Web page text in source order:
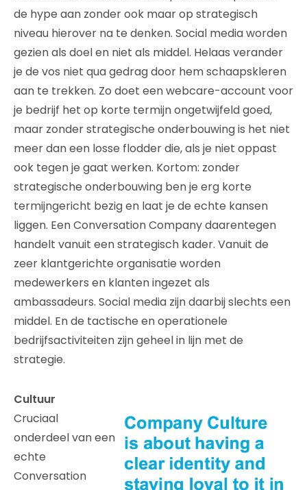
de hype aan zonder ook maar op strategisch
niveau hierover na te denken. Social media worden
gezien als doel en niet als middel. Helaas verander
je de vos niet qua gedrag door hem schaapskleren
aan te trekken. Zo doet een webcare-account voor
je bedrijf het op korte termijn ongetwijfeld goed,
maar zonder strategische onderbouwing is het niet
meer dan een losse flodder die, als je niet oppast
ook tegen je gaat werken. Kortom: zonder
strategische onderbouwing ben je erg korte
termijngericht bezig en laat je de echte kansen
liggen. Een Conversation Company daarentegen
handelt vanuit een strategisch kader. Vanuit de
zeer klantgerichte organisatie worden
medewerkers en klanten ingezet als
ambassadeurs. Social media zijn daarbij slechts een
middel. En de tactische en operationele
bedrijfsactiviteiten zijn geheel in lijn met de
strategie.
Cultuur
Cruciaal
onderdeel van een
echte
Conversation